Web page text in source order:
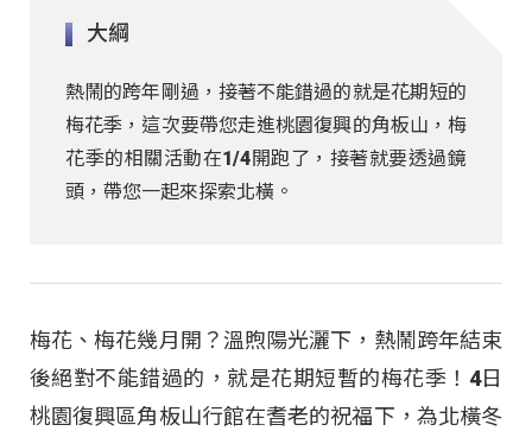
大綱
熱鬧的跨年剛過，接著不能錯過的就是花期短的
梅花季，這次要帶您走進桃園復興的角板山，梅
花季的相關活動在1/4開跑了，接著就要透過鏡
頭，帶您一起來探索北橫。
梅花、梅花幾月開？溫煦陽光灑下，熱鬧跨年結束
後絕對不能錯過的，就是花期短暫的梅花季！4日
桃園復興區角板山行館在耆老的祝福下，為北橫冬